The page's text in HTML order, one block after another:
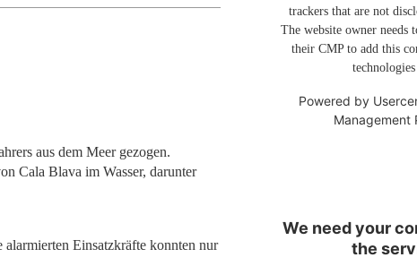
aus dem Meer gezogen.
Cala Blava im Wasser, darunter
Einsatzkräfte konnten nur
trackers that are not
The website owner needs
their CMP to add this
technologies
Powered by
Management
We need your
the